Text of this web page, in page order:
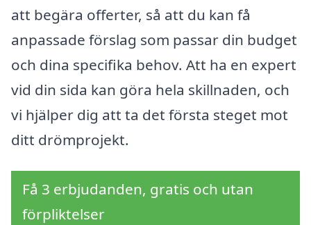
att begära offerter, så att du kan få
anpassade förslag som passar din budget
och dina specifika behov. Att ha en expert
vid din sida kan göra hela skillnaden, och
vi hjälper dig att ta det första steget mot
ditt drömprojekt.
Få 3 erbjudanden, gratis och utan
förpliktelser